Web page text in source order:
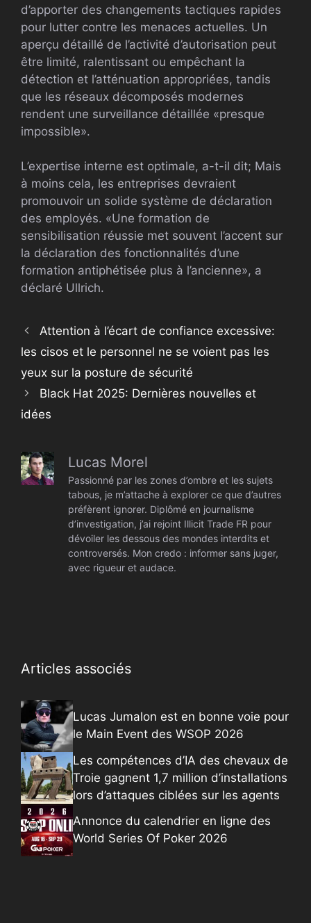
d’apporter des changements tactiques rapides
pour lutter contre les menaces actuelles. Un
aperçu détaillé de l’activité d’autorisation peut
être limité, ralentissant ou empêchant la
détection et l’atténuation appropriées, tandis
que les réseaux décomposés modernes
rendent une surveillance détaillée «presque
impossible».
L’expertise interne est optimale, a-t-il dit; Mais
à moins cela, les entreprises devraient
promouvoir un solide système de déclaration
des employés. «Une formation de
sensibilisation réussie met souvent l’accent sur
la déclaration des fonctionnalités d’une
formation antiphétisée plus à l’ancienne», a
déclaré Ullrich.
Attention à l’écart de confiance excessive:
les cisos et le personnel ne se voient pas les
yeux sur la posture de sécurité
Black Hat 2025: Dernières nouvelles et
idées
Lucas Morel
Passionné par les zones d’ombre et les sujets
tabous, je m’attache à explorer ce que d’autres
préfèrent ignorer. Diplômé en journalisme
d’investigation, j’ai rejoint Illicit Trade FR pour
dévoiler les dessous des mondes interdits et
controversés. Mon credo : informer sans juger,
avec rigueur et audace.
Articles associés
Lucas Jumalon est en bonne voie pour
le Main Event des WSOP 2026
Les compétences d’IA des chevaux de
Troie gagnent 1,7 million d’installations
lors d’attaques ciblées sur les agents
Annonce du calendrier en ligne des
World Series Of Poker 2026